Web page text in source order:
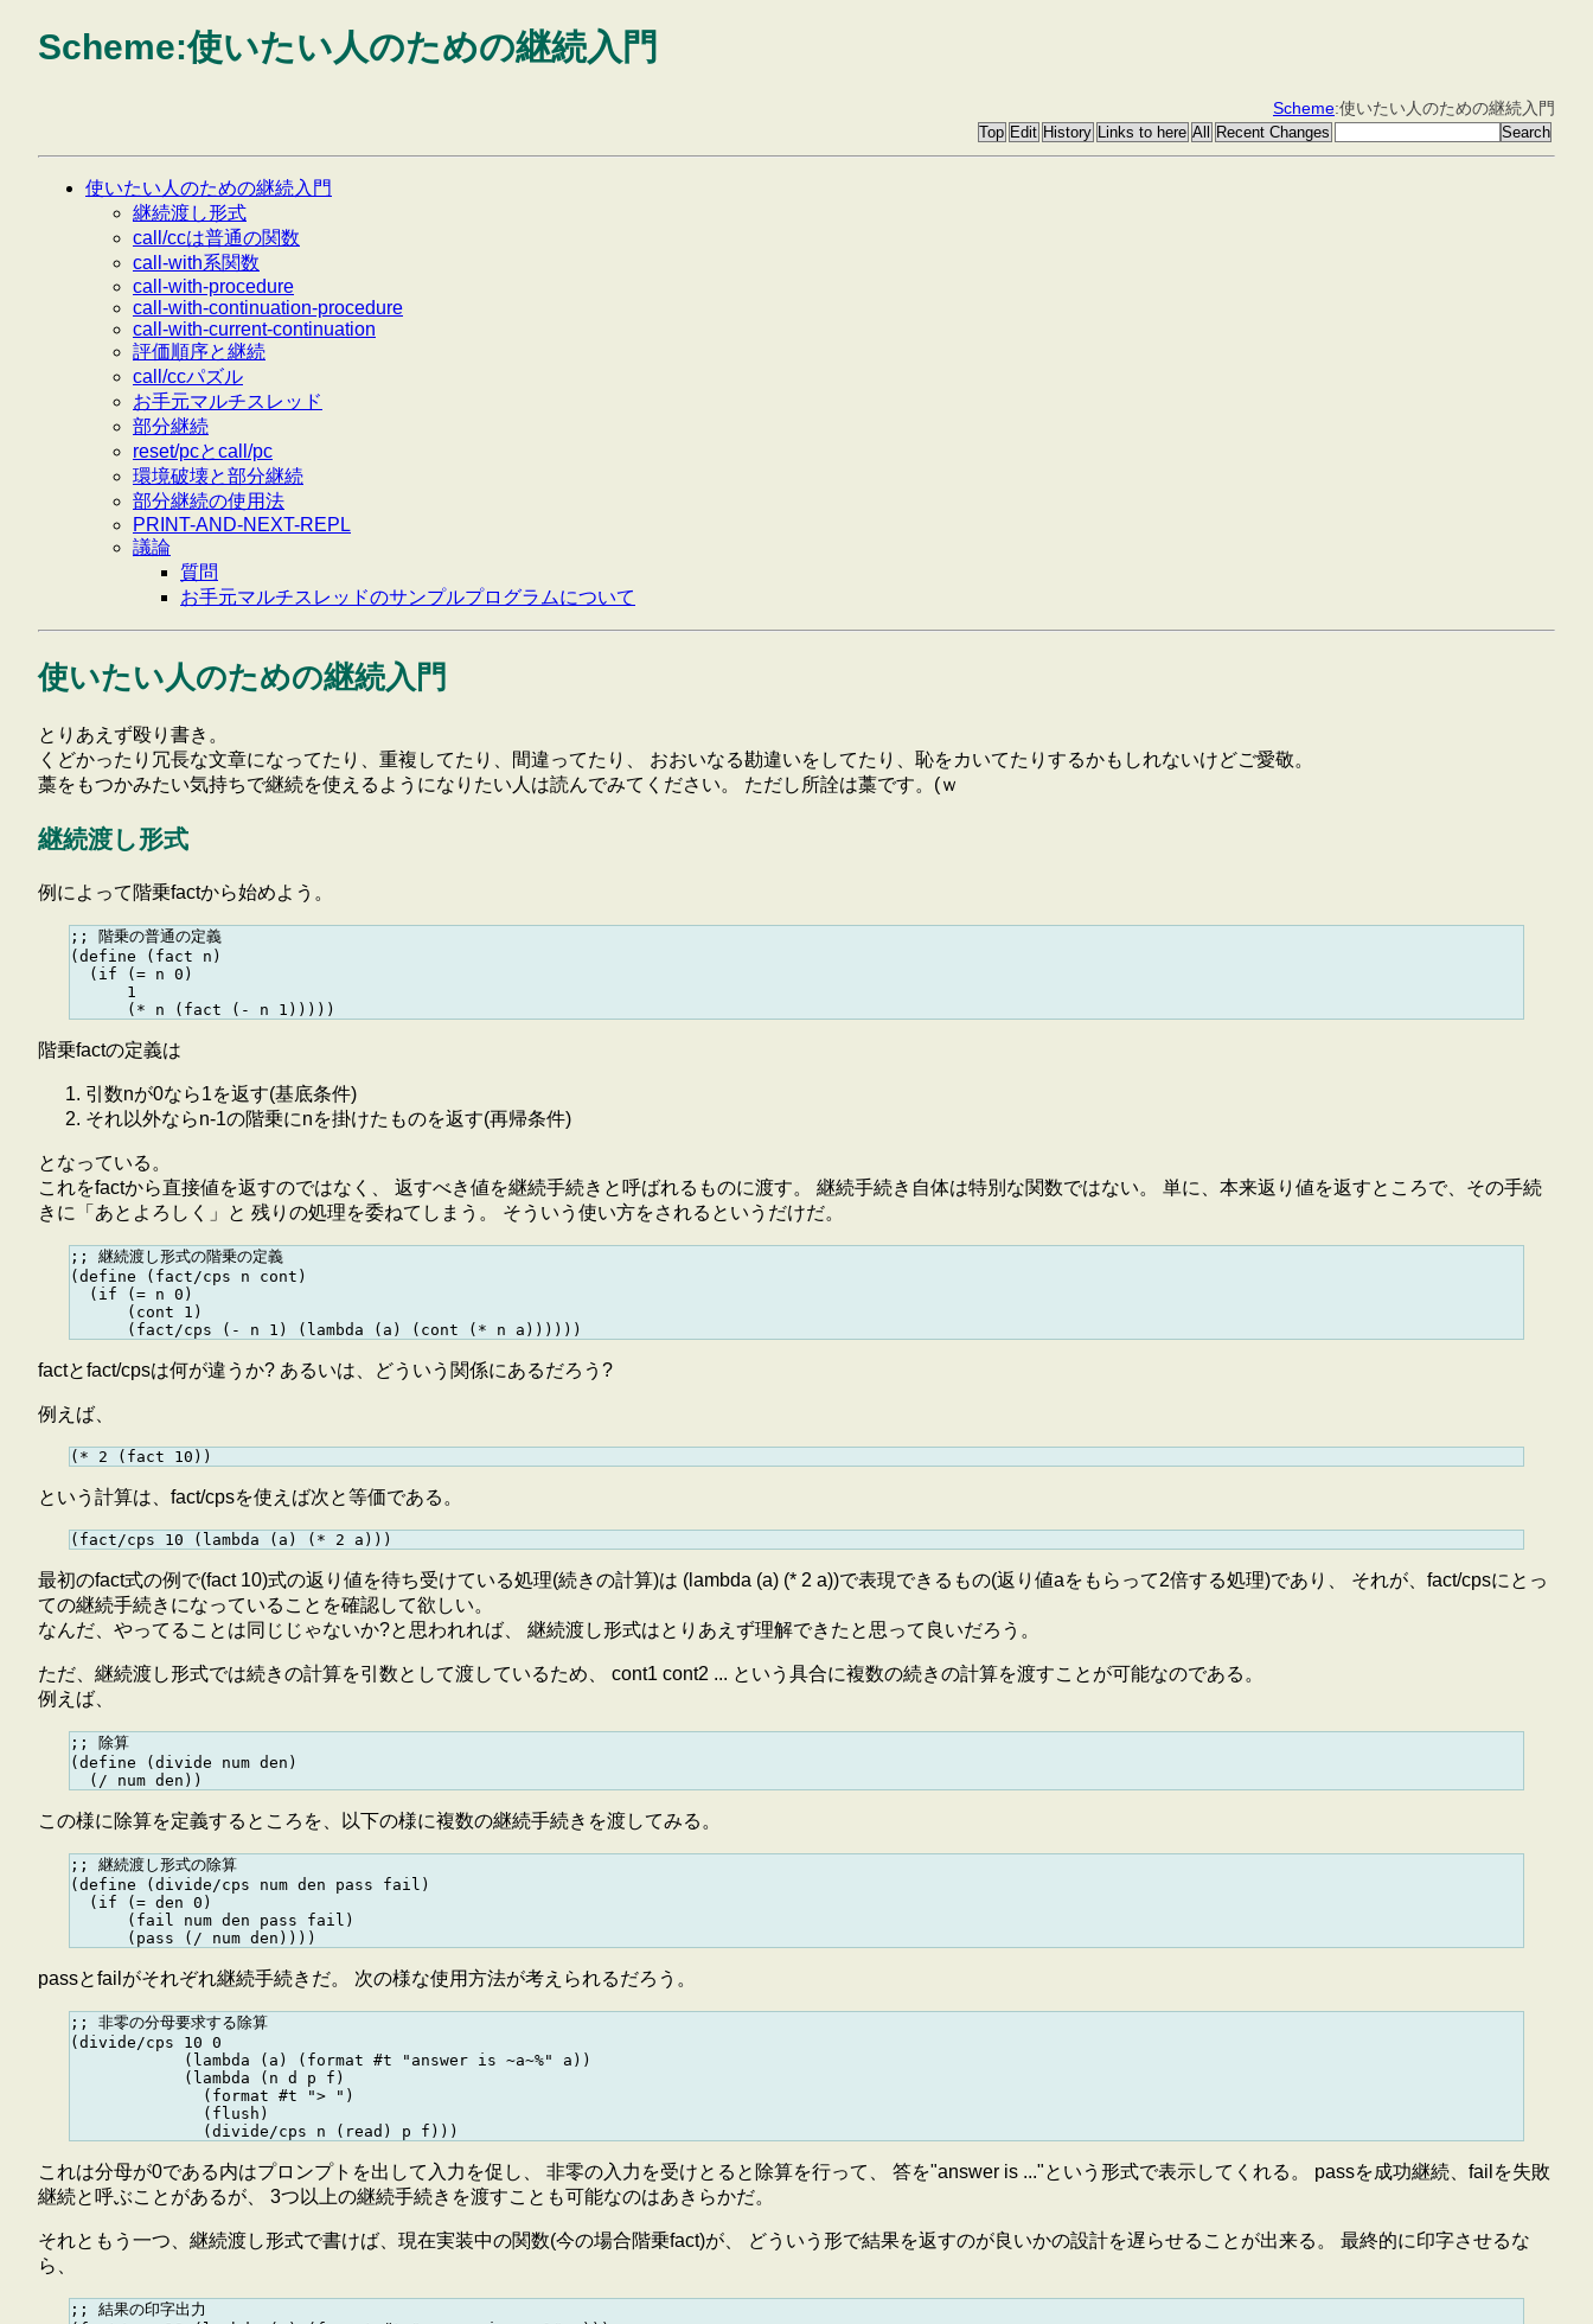
Scheme:使いたい人のための継続入門
Scheme:使いたい人のための継続入門
使いたい人のための継続入門
継続渡し形式
call/ccは普通の関数
call-with系関数
call-with-procedure
call-with-continuation-procedure
call-with-current-continuation
評価順序と継続
call/ccパズル
お手元マルチスレッド
部分継続
reset/pcとcall/pc
環境破壊と部分継続
部分継続の使用法
PRINT-AND-NEXT-REPL
議論
質問
お手元マルチスレッドのサンプルプログラムについて
使いたい人のための継続入門
とりあえず殴り書き。
くどかったり冗長な文章になってたり、重複してたり、間違ってたり、 おおいなる勘違いをしてたり、恥をカいてたりするかもしれないけどご愛敬。
藁をもつかみたい気持ちで継続を使えるようになりたい人は読んでみてください。 ただし所詮は藁です。(ｗ
継続渡し形式
例によって階乗factから始めよう。
;; 階乗の普通の定義
(define (fact n)
  (if (= n 0)
      1
階乗factの定義は
引数nが0なら1を返す(基底条件)
それ以外ならn-1の階乗にnを掛けたものを返す(再帰条件)
となっている。
これをfactから直接値を返すのではなく、 返すべき値を継続手続きと呼ばれるものに渡す。 継続手続き自体は特別な関数ではない。 単に、本来返り値を返すところで、その手続
きに「あとよろしく」と 残りの処理を委ねてしまう。 そういう使い方をされるというだけだ。
;; 継続渡し形式の階乗の定義
(define (fact/cps n cont)
  (if (= n 0)
      (cont 1)
factとfact/cpsは何が違うか? あるいは、どういう関係にあるだろう?
例えば、
という計算は、fact/cpsを使えば次と等価である。
最初のfact式の例で(fact 10)式の返り値を待ち受けている処理(続きの計算)は (lambda (a) (* 2 a))で表現できるもの(返り値aをもらって2倍する処理)であり、 それが、fact/cpsにとっ
ての継続手続きになっていることを確認して欲しい。
なんだ、やってることは同じじゃないか?と思われれば、 継続渡し形式はとりあえず理解できたと思って良いだろう。
ただ、継続渡し形式では続きの計算を引数として渡しているため、 cont1 cont2 ... という具合に複数の続きの計算を渡すことが可能なのである。
例えば、
;; 除算
(define (divide num den)
この様に除算を定義するところを、以下の様に複数の継続手続きを渡してみる。
;; 継続渡し形式の除算
(define (divide/cps num den pass fail)
  (if (= den 0)
      (fail num den pass fail)
passとfailがそれぞれ継続手続きだ。 次の様な使用方法が考えられるだろう。
;; 非零の分母要求する除算
(divide/cps 10 0
            (lambda (a) (format #t "answer is ~a~%" a))
            (lambda (n d p f)
              (format #t "> ")
              (flush)
これは分母が0である内はプロンプトを出して入力を促し、 非零の入力を受けとると除算を行って、 答を"answer is ..."という形式で表示してくれる。 passを成功継続、failを失敗
継続と呼ぶことがあるが、 3つ以上の継続手続きを渡すことも可能なのはあきらかだ。
それともう一つ、継続渡し形式で書けば、現在実装中の関数(今の場合階乗fact)が、 どういう形で結果を返すのが良いかの設計を遅らせることが出来る。 最終的に印字させるな
ら、
;; 結果の印字出力